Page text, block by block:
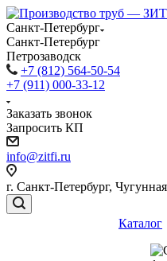
Санкт-Петербург
Санкт-Петербург
Петрозаводск
+7 (812) 564-50-54
+7 (911) 000-33-12
Заказать звонок
Запросить КП
info@zitfi.ru
г. Санкт-Петербург,
Каталог